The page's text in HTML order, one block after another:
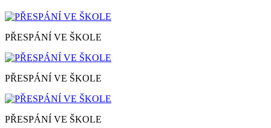
PŘESPÁNÍ VE ŠKOLE
PŘESPÁNÍ VE ŠKOLE
PŘESPÁNÍ VE ŠKOLE